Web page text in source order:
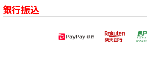
銀行振込